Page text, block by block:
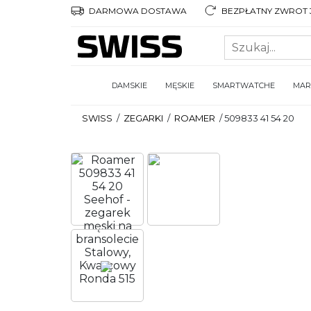
DARMOWA DOSTAWA BEZPŁATNY ZWROT
DAMSKIE MĘSKIE SMARTWATCHE
SWISS / ZEGARKI / ROAMER /509833 41 54 20